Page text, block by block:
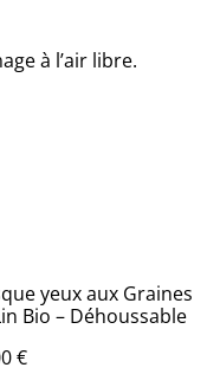
à l’air libre.
yeux aux Graines
Bio – Déhoussable
€